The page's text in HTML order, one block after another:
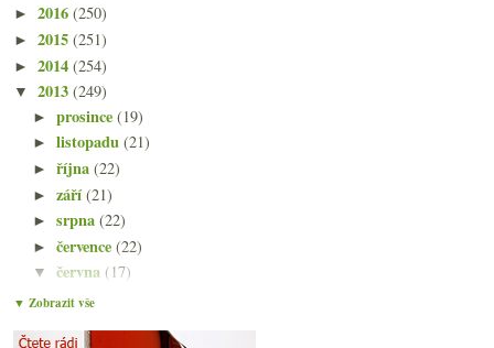
► 2016 (250)
► 2015 (251)
► 2014 (254)
▼ 2013 (249)
►prosince(19)
►listopadu(21)
►října(22)
►září(21)
►srpna(22)
►července(22)
▼června (17)
Relikty minulosti s Buškem z Velhartic
Provinile s voňavým červeným slaďákem
▼ Zobrazit vše